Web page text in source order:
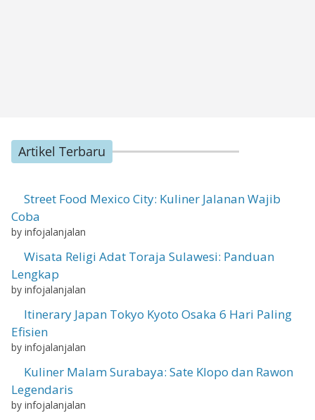
Artikel Terbaru
Street Food Mexico City: Kuliner Jalanan Wajib
Coba
by infojalanjalan
Wisata Religi Adat Toraja Sulawesi: Panduan
Lengkap
by infojalanjalan
Itinerary Japan Tokyo Kyoto Osaka 6 Hari Paling
Efisien
by infojalanjalan
Kuliner Malam Surabaya: Sate Klopo dan Rawon
Legendaris
by infojalanjalan